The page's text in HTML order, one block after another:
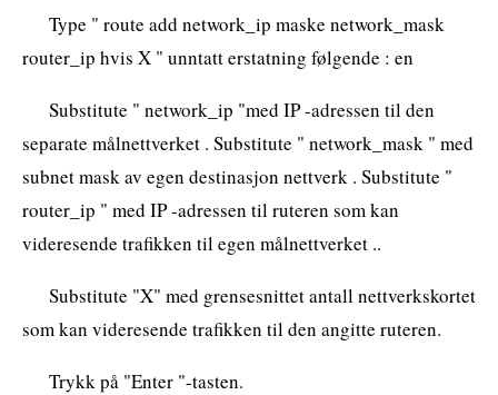
Type " route add network_ip maske network_mask
router_ip hvis X " unntatt erstatning følgende : en
Substitute " network_ip "med IP -adressen til den
separate målnettverket . Substitute " network_mask " med
subnet mask av egen destinasjon nettverk . Substitute "
router_ip " med IP -adressen til ruteren som kan
videresende trafikken til egen målnettverket ..
Substitute "X" med grensesnittet antall nettverkskortet
som kan videresende trafikken til den angitte ruteren.
Trykk på "Enter "-tasten.